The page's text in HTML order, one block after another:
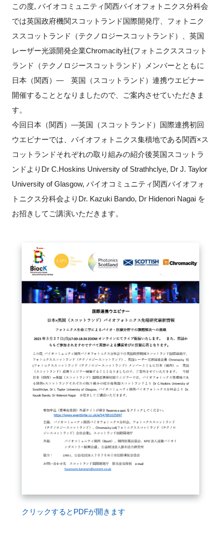
イベント
プログラム
ニュース・掲示板
LINK-Jを知る
特別会員
閉じる
この度, バイオコミュニティ関西バイオフォトニクス分科会
では英国政府機関スコットランド国際開発庁、フォトニク
ススコットランド（テクノロジースコットランド）、英国
レーザー光源開発企業Chromacity社(フォトニクススコット
ランド（テクノロジースコットランド）メンバーとともに
日本（関西）― 英国（スコットランド）連携ウエビナー
開催することとなりましたので、ご案内させていただきま
す。
今回日本（関西）―英国（スコットランド）国際連携初回
ウエビナーでは、バイオフォトニクス集積地である関西×ス
コットランドそれぞれの取り組みの紹介後英国スコットラ
ンドよりDr C.Hoskins University of Strathhclye, Dr J. Taylor
University of Glasgow, バイオコミュニティ関西バイオフォ
トニクス分科会よりDr. Kazuki Bando, Dr Hidenori Nagai を
お招きしてご講演いただきます。
クリックするとPDFが開きます